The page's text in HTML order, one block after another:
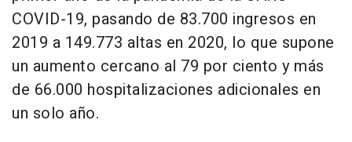
COVID-19, pasando de 83.700 ingresos en
2019 a 149.773 altas en 2020, lo que supone
un aumento cercano al 79 por ciento y más
de 66.000 hospitalizaciones adicionales en
un solo año.